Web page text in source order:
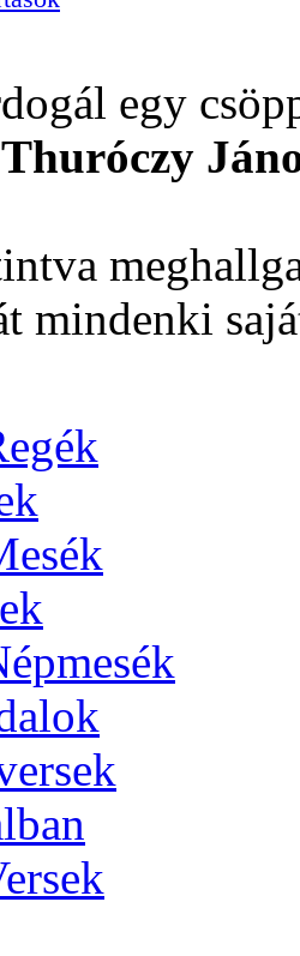
egy
Thuróczy
mindenki